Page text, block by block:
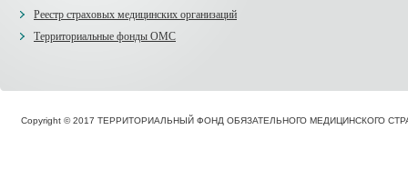
Реестр страховых медицинских организаций
Территориальные фонды ОМС
Copyright © 2017 ТЕРРИТОРИАЛЬНЫЙ ФОНД ОБЯЗАТЕЛЬНОГО МЕДИЦИНСКОГО